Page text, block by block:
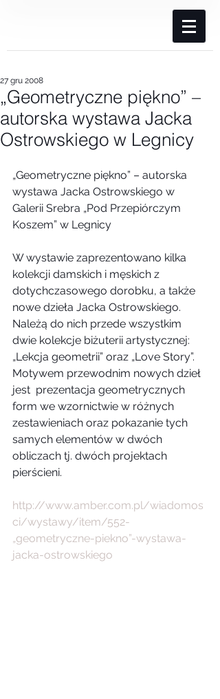
„Geometryczne piękno” –
autorska wystawa Jacka
Ostrowskiego w Legnicy
27 gru 2008
„Geometryczne piękno” – autorska
wystawa Jacka Ostrowskiego w
Galerii Srebra „Pod Przepiórczym
Koszem” w Legnicy
W wystawie zaprezentowano kilka
kolekcji damskich i męskich z
dotychczasowego dorobku, a także
nowe dzieła Jacka Ostrowskiego.
Należą do nich przede wszystkim
dwie kolekcje biżuterii artystycznej:
„Lekcja geometrii” oraz „Love Story”.
Motywem przewodnim nowych dzieł
jest  prezentacja geometrycznych
form we wzornictwie w różnych
zestawieniach oraz pokazanie tych
samych elementów w dwóch
obliczach tj. dwóch projektach
pierścieni.
http://www.amber.com.pl/wiadomos
ci/wystawy/item/552-
„geometryczne-piekno”-wystawa-
jacka-ostrowskiego